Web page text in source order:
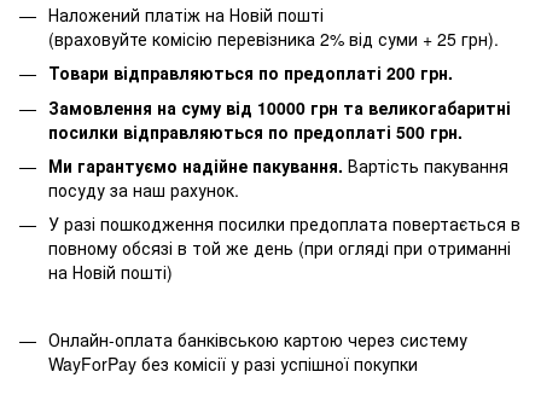
Наложений платіж на Новій пошті
(враховуйте комісію перевізника 2% від суми + 25 грн).
Товари відправляються по предоплаті 200 грн.
Замовлення на суму від 10000 грн та великогабаритні
посилки відправляються по предоплаті 500 грн.
Ми гарантуємо надійне пакування. Вартість пакування
посуду за наш рахунок.
У разі пошкодження посилки предоплата повертається в
повному обсязі в той же день (при огляді при отриманні
на Новій пошті)
Онлайн-оплата банківською картою через систему
WayForPay без комісії у разі успішної покупки